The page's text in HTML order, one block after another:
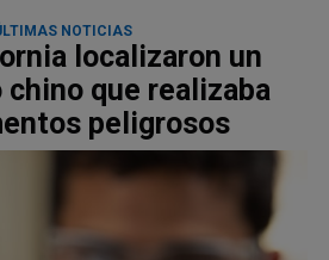
NOTICIAS
localizaron un
que realizaba
peligrosos